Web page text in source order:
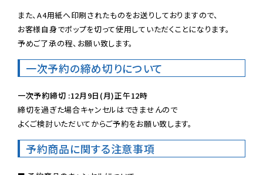
また、A4用紙へ印刷されたものをお送りしておりますので、
お客様自身でポップを切って使用していただくことになります。
予めご了承の程、お願い致します。
一次予約の締め切りについて
一次予約締切 :12月9日(月)正午12時
締切を過ぎた場合キャンセルはできませんので
よくご検討いただいてからご予約をお願い致します。
予約商品に関する注意事項